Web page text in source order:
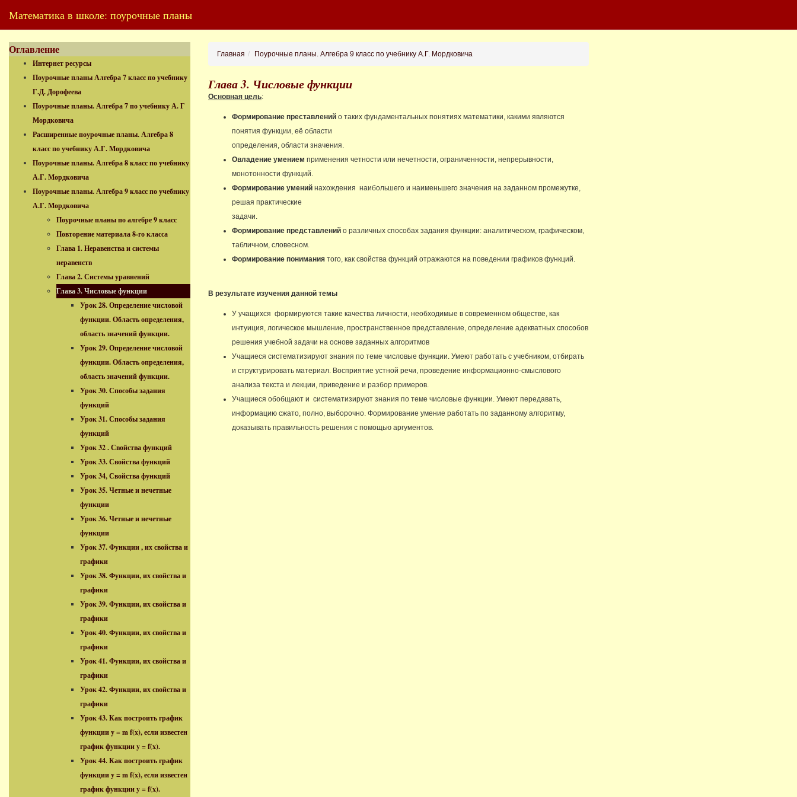
Математика в школе: поурочные планы
Оглавление
Интернет ресурсы
Поурочные планы Алгебра 7 класс по учебнику
Г.Д. Дорофеева
Поурочные планы. Алгебра 7 по учебнику А. Г
Мордковича
Расширенные поурочные планы. Алгебра 8
класс по учебнику А.Г. Мордковича
Поурочные планы. Алгебра 8 класс по учебнику
А.Г. Мордковича
Поурочные планы. Алгебра 9 класс по учебнику
А.Г. Мордковича
Поурочные планы по алгебре 9 класс
Повторение материала 8-го класса
Глава 1. Неравенства и системы
неравенств
Глава 2. Системы уравнений
Глава 3. Числовые функции
Урок 28. Определение числовой
функции. Область определения,
область значений функции.
Урок 29. Определение числовой
функции. Область определения,
область значений функции.
Урок 30. Способы задания
функций
Урок 31. Способы задания
функций
Урок 32 . Свойства функций
Урок 33. Свойства функций
Урок 34, Свойства функций
Урок 35. Четные и нечетные
функции
Урок 36. Четные и нечетные
функции
Урок 37. Функции , их свойства и
графики
Урок 38. Функции, их свойства и
графики
Урок 39. Функции, их свойства и
графики
Урок 40. Функции, их свойства и
графики
Урок 41. Функции, их свойства и
графики
Урок 42. Функции, их свойства и
графики
Урок 43. Как построить график
функции y = m f(x), если известен
график функции y = f(x).
Урок 44. Как построить график
функции y = m f(x), если известен
график функции y = f(x).
Главная Поурочные планы. Алгебра 9 класс по учебнику А.Г. Мордковича
Глава 3. Числовые функции
Основная цель:
Формирование преставлений о таких фундаментальных понятиях математики, какими являются
понятия функции, её области
определения, области значения.
Овладение умением применения четности или нечетности, ограниченности, непрерывности,
монотонности функций.
Формирование умений нахождения наибольшего и наименьшего значения на заданном промежутке,
решая практические
задачи.
Формирование представлений о различных способах задания функции: аналитическом, графическом,
табличном, словесном.
Формирование понимания того, как свойства функций отражаются на поведении графиков функций.
В результате изучения данной темы
У учащихся формируются такие качества личности, необходимые в современном обществе, как
интуиция, логическое мышление, пространственное представление, определение адекватных способов
решения учебной задачи на основе заданных алгоритмов
Учащиеся систематизируют знания по теме числовые функции. Умеют работать с учебником, отбирать
и структурировать материал. Восприятие устной речи, проведение информационно-смыслового
анализа текста и лекции, приведение и разбор примеров.
Учащиеся обобщают и систематизируют знания по теме числовые функции. Умеют передавать,
информацию сжато, полно, выборочно. Формирование умение работать по заданному алгоритму,
доказывать правильность решения с помощью аргументов.